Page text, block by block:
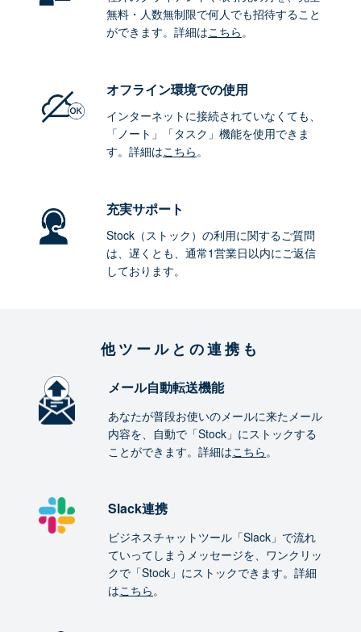
無料・人数無制限で何人でも招待すること
ができます。詳細はこちら。
オフライン環境での使用
インターネットに接続されていなくても、
「ノート」「タスク」機能を使用できま
す。詳細はこちら。
充実サポート
Stock（ストック）の利用に関するご質問
は、遅くとも、通常1営業日以内にご返信
しております。
他ツールとの連携も
メール自動転送機能
あなたが普段お使いのメールに来たメール
内容を、自動で「Stock」にストックする
ことができます。詳細はこちら。
Slack連携
ビジネスチャットツール「Slack」で流れ
ていってしまうメッセージを、ワンクリッ
クで「Stock」にストックできます。詳細
はこちら。